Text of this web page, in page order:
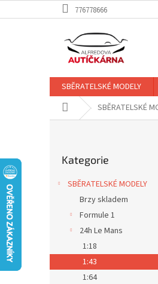
na
776778666
SBĚRATELSKÉ MODELY
Domů SBĚRATELSKÉ
a
n
kategorie
Kategorie
SBĚRATELSKÉ MODELY
Brzy skladem
Formule 1
24h Le Mans
1:18
1:43
1:64